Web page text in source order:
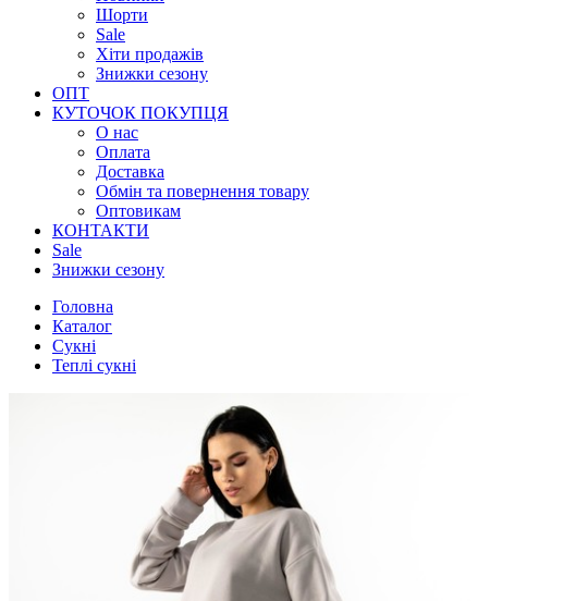
Шорти
Sale
Хіти продажів
Знижки сезону
ОПТ
КУТОЧОК ПОКУПЦЯ
О нас
Оплата
Доставка
Обмін та повернення товару
Оптовикам
КОНТАКТИ
Sale
Знижки сезону
Головна
Каталог
Сукні
Теплі сукні